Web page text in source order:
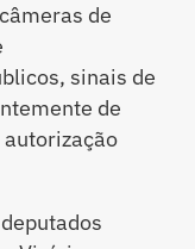
de
sinais de
de